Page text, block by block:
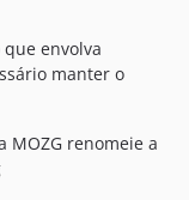
envolva
manter o
MOZG renomeie a